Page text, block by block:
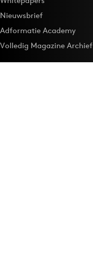
Nieuwsbrief
Adformatie Academy
Volledig Magazine Archief